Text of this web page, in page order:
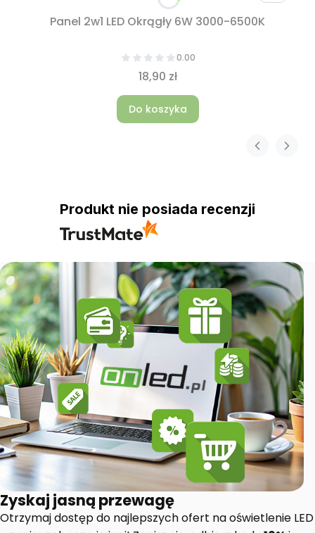
Panel 2w1 LED Okrągły 6W 3000-6500K
0.00
18,90 zł
Do koszyka
Produkt nie posiada recenzji
Zyskaj jasną przewagę
Otrzymaj dostęp do najlepszych ofert na oświetlenie LED